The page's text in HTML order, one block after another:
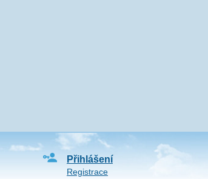
Přihlášení
Registrace